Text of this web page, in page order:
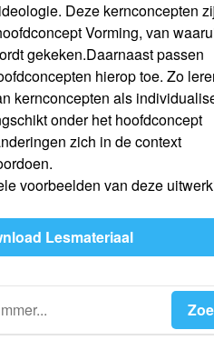
Deze kernconcepten
Vorming, van
gekeken.Daarnaast passen
hierop toe. Zo
kernconcepten als
onder het hoofdconcept
zich in de context
voorbeelden van deze
Lesmateriaal